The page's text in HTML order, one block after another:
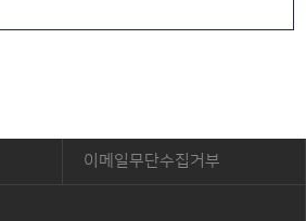
이메일무단수집거부